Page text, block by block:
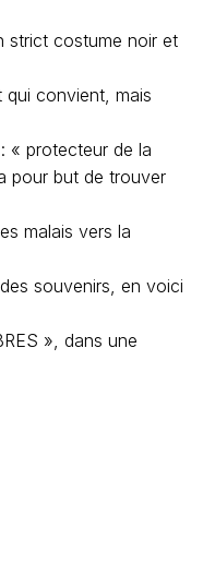
strict costume noir et
qui convient, mais
« protecteur de la
pour but de trouver
malais vers la
souvenirs, en voici
», dans une